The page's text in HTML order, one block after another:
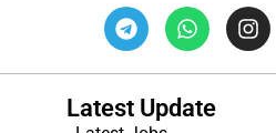
Latest Update